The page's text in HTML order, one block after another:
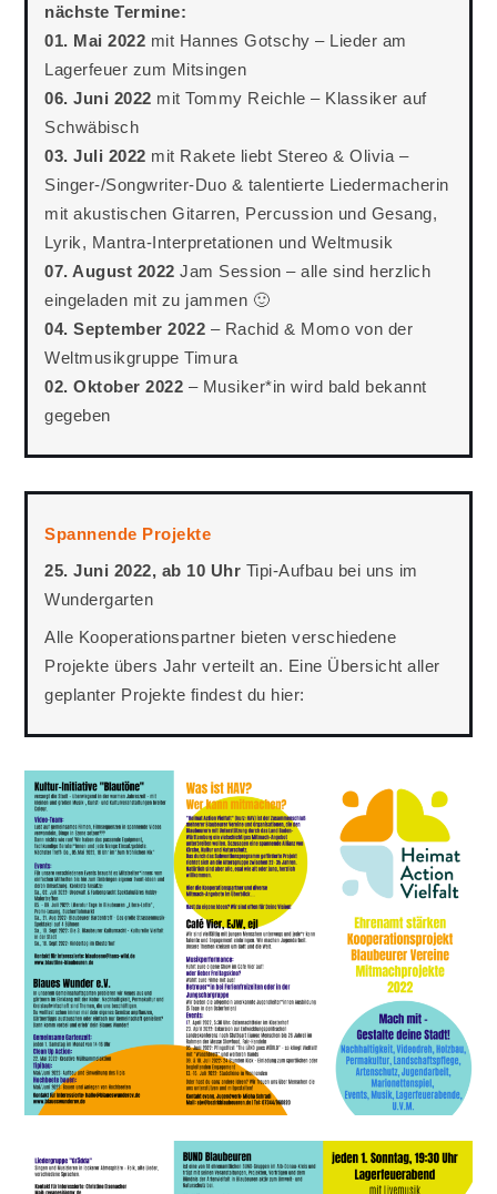
nächste Termine:
01. Mai 2022 mit Hannes Gotschy – Lieder am
Lagerfeuer zum Mitsingen
06. Juni 2022 mit Tommy Reichle – Klassiker auf
Schwäbisch
03. Juli 2022 mit Rakete liebt Stereo & Olivia –
Singer-/Songwriter-Duo & talentierte Liedermacherin
mit akustischen Gitarren, Percussion und Gesang,
Lyrik, Mantra-Interpretationen und Weltmusik
07. August 2022 Jam Session – alle sind herzlich
eingeladen mit zu jammen 🙂
04. September 2022 – Rachid & Momo von der
Weltmusikgruppe Timura
02. Oktober 2022 – Musiker*in wird bald bekannt
gegeben
Spannende Projekte
25. Juni 2022, ab 10 Uhr Tipi-Aufbau bei uns im
Wundergarten
Alle Kooperationspartner bieten verschiedene
Projekte übers Jahr verteilt an. Eine Übersicht aller
geplanter Projekte findest du hier: